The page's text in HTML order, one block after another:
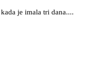
je imala tri dana....